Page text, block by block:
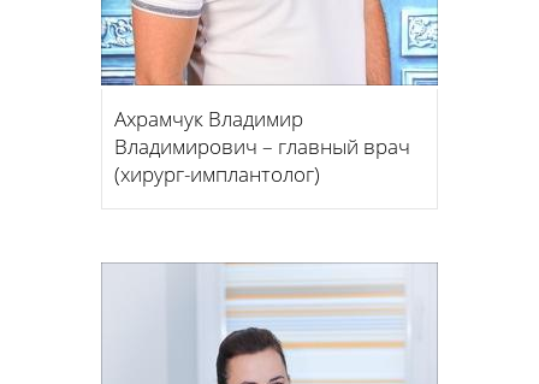
Ахрамчук Владимир
Владимирович – главный врач
(хирург-имплантолог)